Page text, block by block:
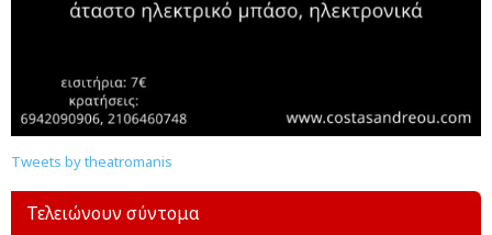
Tweets by theatromanis
Τελειώνουν σύντομα